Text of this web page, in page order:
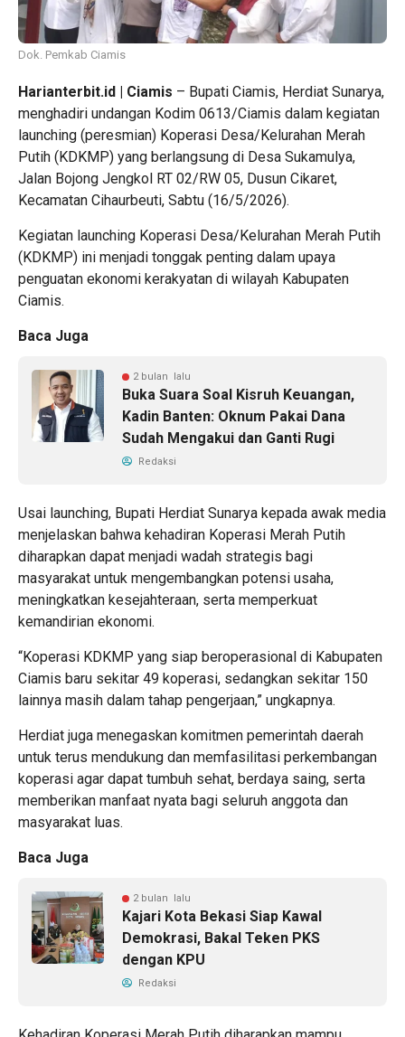
Dok. Pemkab Ciamis
Harianterbit.id | Ciamis – Bupati Ciamis, Herdiat Sunarya,
menghadiri undangan Kodim 0613/Ciamis dalam kegiatan
launching (peresmian) Koperasi Desa/Kelurahan Merah
Putih (KDKMP) yang berlangsung di Desa Sukamulya,
Jalan Bojong Jengkol RT 02/RW 05, Dusun Cikaret,
Kecamatan Cihaurbeuti, Sabtu (16/5/2026).
Kegiatan launching Koperasi Desa/Kelurahan Merah Putih
(KDKMP) ini menjadi tonggak penting dalam upaya
penguatan ekonomi kerakyatan di wilayah Kabupaten
Ciamis.
Baca Juga
2 bulan lalu
Buka Suara Soal Kisruh Keuangan,
Kadin Banten: Oknum Pakai Dana
Sudah Mengakui dan Ganti Rugi
Redaksi
Usai launching, Bupati Herdiat Sunarya kepada awak media
menjelaskan bahwa kehadiran Koperasi Merah Putih
diharapkan dapat menjadi wadah strategis bagi
masyarakat untuk mengembangkan potensi usaha,
meningkatkan kesejahteraan, serta memperkuat
kemandirian ekonomi.
“Koperasi KDKMP yang siap beroperasional di Kabupaten
Ciamis baru sekitar 49 koperasi, sedangkan sekitar 150
lainnya masih dalam tahap pengerjaan,” ungkapnya.
Herdiat juga menegaskan komitmen pemerintah daerah
untuk terus mendukung dan memfasilitasi perkembangan
koperasi agar dapat tumbuh sehat, berdaya saing, serta
memberikan manfaat nyata bagi seluruh anggota dan
masyarakat luas.
Baca Juga
2 bulan lalu
Kajari Kota Bekasi Siap Kawal
Demokrasi, Bakal Teken PKS
dengan KPU
Redaksi